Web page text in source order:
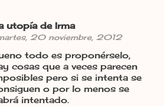
utopía de Irma
20 noviembre, 2012
todo es proponérselo,
cosas que a veces parecen
pero si se intenta se
o por lo menos se
intentado.